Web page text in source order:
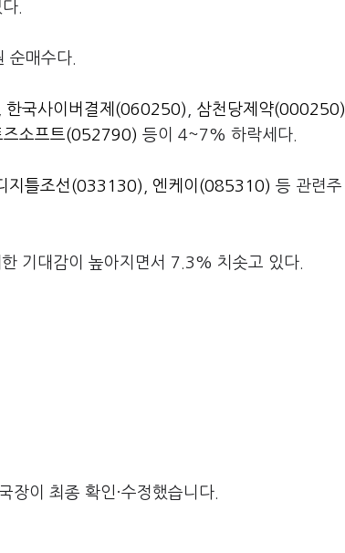
.
순매수다.
한국사이버결제(060250) 삼천당제약(000250)
즈소프트(052790) 등이 4~7% 하락세다.
지틀조선(033130) 엔케이(085310) 등 관련주
기대감이 높아지면서 7.3% 치솟고 있다.
장이 최종 확인·수정했습니다.